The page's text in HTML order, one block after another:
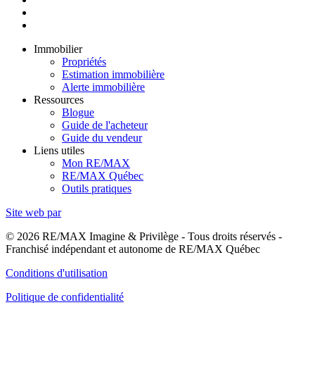
Immobilier
Propriétés
Estimation immobilière
Alerte immobilière
Ressources
Blogue
Guide de l'acheteur
Guide du vendeur
Liens utiles
Mon RE/MAX
RE/MAX Québec
Outils pratiques
Site web par
© 2026 RE/MAX Imagine & Privilège - Tous droits réservés -
Franchisé indépendant et autonome de RE/MAX Québec
Conditions d'utilisation
Politique de confidentialité